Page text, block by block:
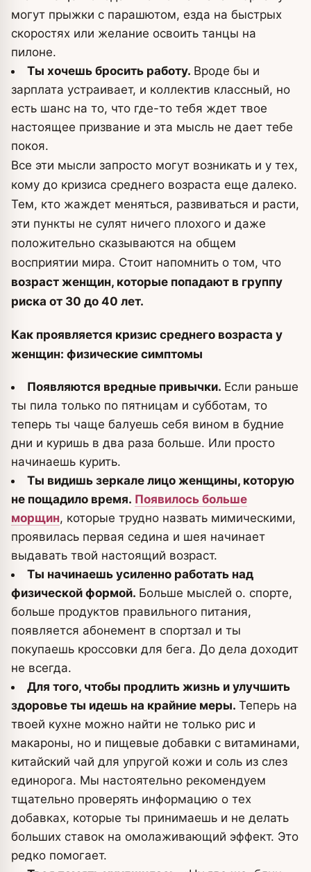
могут прыжки с парашютом, езда на быстрых
скоростях или желание освоить танцы на
пилоне.
Ты хочешь бросить работу. Вроде бы и
зарплата устраивает, и коллектив классный, но
есть шанс на то, что где-то тебя ждет твое
настоящее призвание и эта мысль не дает тебе
покоя.
Все эти мысли запросто могут возникать и у тех,
кому до кризиса среднего возраста еще далеко.
Тем, кто жаждет меняться, развиваться и расти,
эти пункты не сулят ничего плохого и даже
положительно сказываются на общем
восприятии мира. Стоит напомнить о том, что
возраст женщин, которые попадают в группу
риска от 30 до 40 лет.
Как проявляется кризис среднего возраста у
женщин: физические симптомы
Появляются вредные привычки. Если раньше
ты пила только по пятницам и субботам, то
теперь ты чаще балуешь себя вином в будние
дни и куришь в два раза больше. Или просто
начинаешь курить.
Ты видишь зеркале лицо женщины, которую
не пощадило время. Появилось больше
морщин, которые трудно назвать мимическими,
проявилась первая седина и шея начинает
выдавать твой настоящий возраст.
Ты начинаешь усиленно работать над
физической формой. Больше мыслей о. спорте,
больше продуктов правильного питания,
появляется абонемент в спортзал и ты
покупаешь кроссовки для бега. До дела доходит
не всегда.
Для того, чтобы продлить жизнь и улучшить
здоровье ты идешь на крайние меры. Теперь на
твоей кухне можно найти не только рис и
макароны, но и пищевые добавки с витаминами,
китайский чай для упругой кожи и соль из слез
единорога. Мы настоятельно рекомендуем
тщательно проверять информацию о тех
добавках, которые ты принимаешь и не делать
больших ставок на омолаживающий эффект. Это
редко помогает.